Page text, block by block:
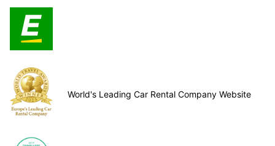
World's Leading Car Rental Company Website